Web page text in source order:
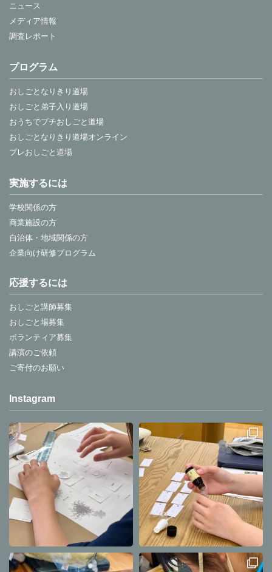
ニュース
メディア情報
調査レポート
プログラム
おしごとなりきり道場
おしごと弟子入り道場
おうちでプチおしごと道場
おしごとなりきり道場オンライン
プレおしごと道場
実施するには
学校関係の方
商業施設の方
自治体・地域関係の方
企業向け研修プログラム
応援するには
おしごと講師募集
おしごと場募集
ボランティア募集
講演のご依頼
ご寄付のお願い
Instagram